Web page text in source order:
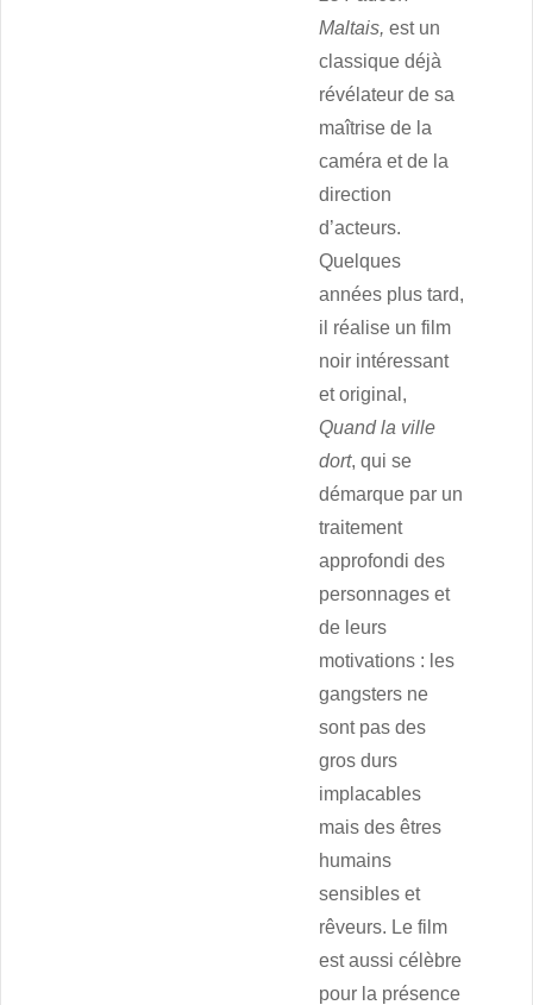
Maltais, est un
classique déjà
révélateur de sa
maîtrise de la
caméra et de la
direction
d’acteurs.
Quelques
années plus tard,
il réalise un film
noir intéressant
et original,
Quand la ville
dort, qui se
démarque par un
traitement
approfondi des
personnages et
de leurs
motivations : les
gangsters ne
sont pas des
gros durs
implacables
mais des êtres
humains
sensibles et
rêveurs. Le film
est aussi célèbre
pour la présence